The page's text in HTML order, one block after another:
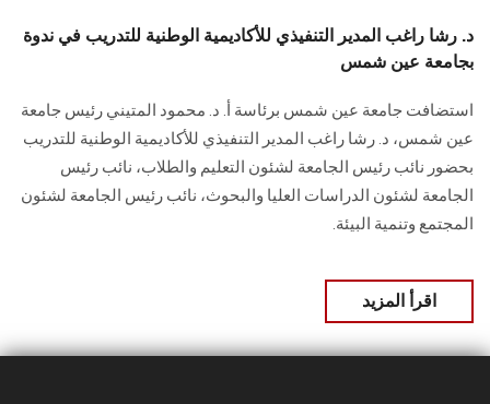
الزائـرون
سجل الان
د. رشا راغب المدير التنفيذي للأكاديمية الوطنية للتدريب في ندوة
بجامعة عين شمس
استضافت جامعة عين شمس برئاسة أ. د. محمود المتيني رئيس جامعة
عين شمس، د. رشا راغب المدير التنفيذي للأكاديمية الوطنية للتدريب
بحضور نائب رئيس الجامعة لشئون التعليم والطلاب، نائب رئيس
الجامعة لشئون الدراسات العليا والبحوث، نائب رئيس الجامعة لشئون
المجتمع وتنمية البيئة.
اقرأ المزيد